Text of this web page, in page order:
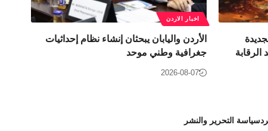
اخبار الاردن
الأردن واليابان يبحثان إنشاء نظام إحداثيات
جغرافية وطني موحد
2026-08-07
سياسة التحرير والنشر